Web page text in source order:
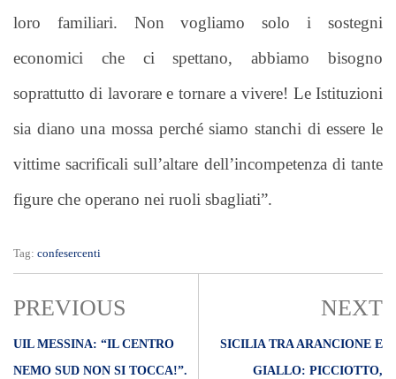
loro familiari. Non vogliamo solo i sostegni
economici che ci spettano, abbiamo bisogno
soprattutto di lavorare e tornare a vivere! Le Istituzioni
sia diano una mossa perché siamo stanchi di essere le
vittime sacrificali sull’altare dell’incompetenza di tante
figure che operano nei ruoli sbagliati”.
Tag: confesercenti
PREVIOUS
UIL MESSINA: “IL CENTRO
NEMO SUD NON SI TOCCA!”.
NEXT
SICILIA TRA ARANCIONE E
GIALLO: PICCIOTTO,